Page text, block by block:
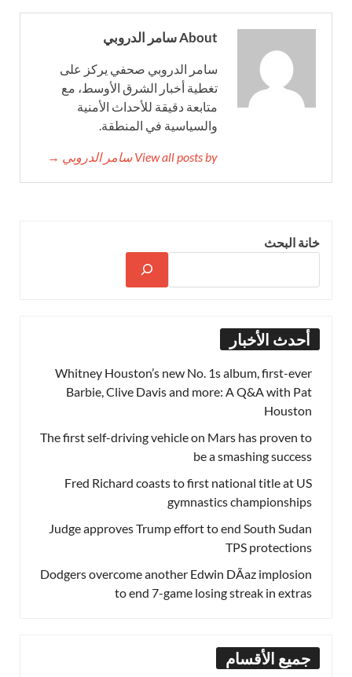
About سامر الدروبي
سامر الدروبي صحفي يركز على
تغطية أخبار الشرق الأوسط، مع
متابعة دقيقة للأحداث الأمنية
والسياسية في المنطقة.
View all posts by سامر الدروبي →
خانة البحث
أحدث الأخبار
Whitney Houston’s new No. 1s album, first-ever
Barbie, Clive Davis and more: A Q&A with Pat
Houston
The first self-driving vehicle on Mars has proven to
be a smashing success
Fred Richard coasts to first national title at US
gymnastics championships
Judge approves Trump effort to end South Sudan
TPS protections
Dodgers overcome another Edwin DÃ­az implosion
to end 7-game losing streak in extras
جميع الأقسام